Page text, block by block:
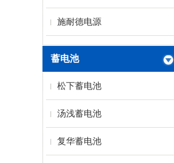
施耐德电源
蓄电池
松下蓄电池
汤浅蓄电池
复华蓄电池